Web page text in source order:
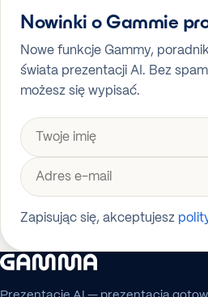
Nowinki o Gammie
Nowe funkcje Gammy,
świata prezentacji AI. Bez
możesz się wypisać.
Zapisując się, akceptujesz